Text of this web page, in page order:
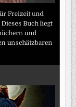
Freizeit und
Buch liegt
und
unschätzbaren